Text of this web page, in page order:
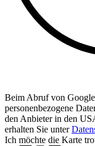
Beim Abruf von
personenbezogene
den Anbieter in den
erhalten Sie unter
Ich möchte die Karte